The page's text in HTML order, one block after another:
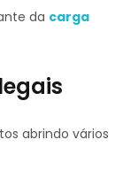
da carga
abrindo vários